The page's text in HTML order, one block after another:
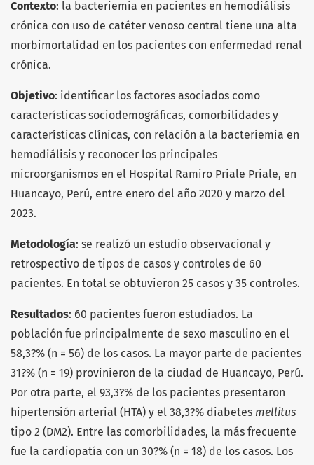
Contexto: la bacteriemia en pacientes en hemodiálisis
crónica con uso de catéter venoso central tiene una alta
morbimortalidad en los pacientes con enfermedad renal
crónica.
Objetivo: identificar los factores asociados como
características sociodemográficas, comorbilidades y
características clínicas, con relación a la bacteriemia en
hemodiálisis y reconocer los principales
microorganismos en el Hospital Ramiro Priale Priale, en
Huancayo, Perú, entre enero del año 2020 y marzo del
2023.
Metodología: se realizó un estudio observacional y
retrospectivo de tipos de casos y controles de 60
pacientes. En total se obtuvieron 25 casos y 35 controles.
Resultados: 60 pacientes fueron estudiados. La
población fue principalmente de sexo masculino en el
58,3?% (n = 56) de los casos. La mayor parte de pacientes
31?% (n = 19) provinieron de la ciudad de Huancayo, Perú.
Por otra parte, el 93,3?% de los pacientes presentaron
hipertensión arterial (HTA) y el 38,3?% diabetes mellitus
tipo 2 (DM2). Entre las comorbilidades, la más frecuente
fue la cardiopatía con un 30?% (n = 18) de los casos. Los